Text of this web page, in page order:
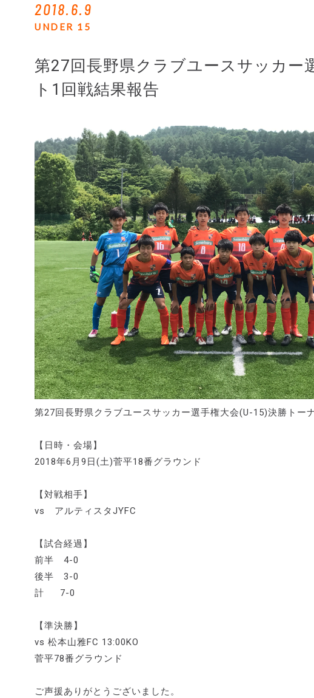
2018.6.9
UNDER 15
第27回長野県クラブユースサッカー
ト1回戦結果報告
第27回長野県クラブユースサッカー選手権大会(U-15)決勝トー
【日時・会場】
2018年6月9日(土)菅平18番グラウンド
【対戦相手】
vs アルティスタJYFC
【試合経過】
前半 4-0
後半 3-0
計 7-0
【準決勝】
vs 松本山雅FC 13:00KO
菅平78番グラウンド
ご声援ありがとうございました。